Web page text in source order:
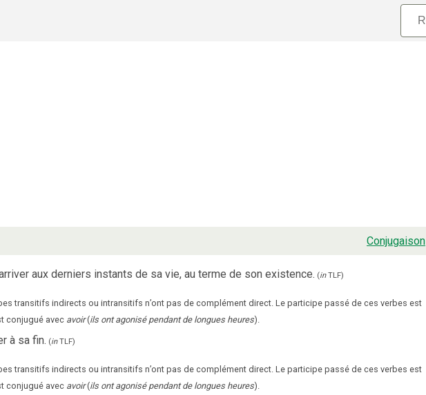
Conjugaison
aux derniers instants de sa vie, au terme de son existence. (inTLF)
transitifs indirects ou intransitifs n’ont pas de complément direct. Le participe passé de ces verbes est
conjugué avec avoir (ils ont agonisé pendant de longues heures).
à sa fin. (inTLF)
transitifs indirects ou intransitifs n’ont pas de complément direct. Le participe passé de ces verbes est
conjugué avec avoir (ils ont agonisé pendant de longues heures).